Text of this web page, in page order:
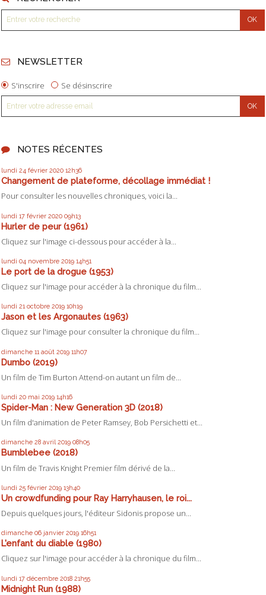
NEWSLETTER
S'inscrire Se désinscrire
NOTES RÉCENTES
lundi 24 février 2020 12h36
Changement de plateforme, décollage immédiat !
Pour consulter les nouvelles chroniques, voici la...
lundi 17 février 2020 09h13
Hurler de peur (1961)
Cliquez sur l'image ci-dessous pour accéder à la...
lundi 04 novembre 2019 14h51
Le port de la drogue (1953)
Cliquez sur l'image pour accéder à la chronique du film...
lundi 21 octobre 2019 10h19
Jason et les Argonautes (1963)
Cliquez sur l'image pour consulter la chronique du film...
dimanche 11 août 2019 11h07
Dumbo (2019)
Un film de Tim Burton Attend-on autant un film de...
lundi 20 mai 2019 14h16
Spider-Man : New Generation 3D (2018)
Un film d'animation de Peter Ramsey, Bob Persichetti et...
dimanche 28 avril 2019 08h05
Bumblebee (2018)
Un film de Travis Knight Premier film dérivé de la...
lundi 25 février 2019 13h40
Un crowdfunding pour Ray Harryhausen, le roi...
Depuis quelques jours, l'éditeur Sidonis propose un...
dimanche 06 janvier 2019 16h51
L'enfant du diable (1980)
Cliquez sur l'image pour accéder à la chronique du film...
lundi 17 décembre 2018 21h55
Midnight Run (1988)